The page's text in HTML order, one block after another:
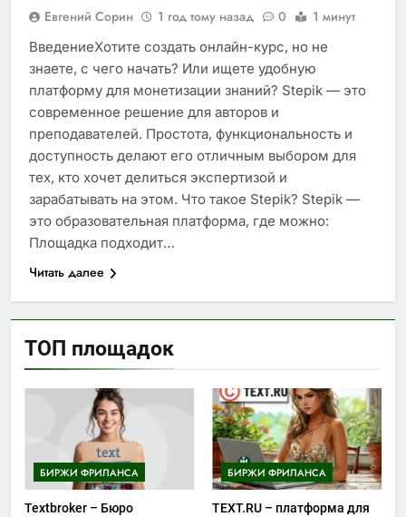
ТОП площадок
БИРЖИ ФРИЛАНСА
Textbroker – Бюро
БИРЖИ ФРИЛАНСА
TEXT.RU – платформа для
Евгений Сорин 1 год тому назад 0 1 минут
ВведениеХотите создать онлайн-курс, но не
знаете, с чего начать? Или ищете удобную
платформу для монетизации знаний? Stepik — это
современное решение для авторов и
преподавателей. Простота, функциональность и
доступность делают его отличным выбором для
тех, кто хочет делиться экспертизой и
зарабатывать на этом. Что такое Stepik? Stepik —
это образовательная платформа, где можно:
Площадка подходит…
Читать далее